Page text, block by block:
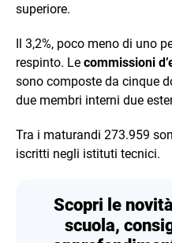
superiore.
Il 3,2%, poco meno di uno
respinto. Le commissioni
sono composte da cinque
due membri interni due
Tra i maturandi 273.959
iscritti negli istituti tecnici.
Scopri le
scuola,